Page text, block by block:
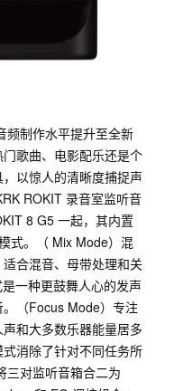
频制作水平提升至全新
歌曲、电影配乐还是个
以惊人的清晰度捕捉声
ROKIT 录音室监听音
8 G5 一起，其内置
式。（ Mix Mode）混
合混音、母带处理和关
一种更鼓舞人心的发声
（Focus Mode）专注
和大多数乐器能量居多
消除了针对不同任务所
三对监听音箱合二为